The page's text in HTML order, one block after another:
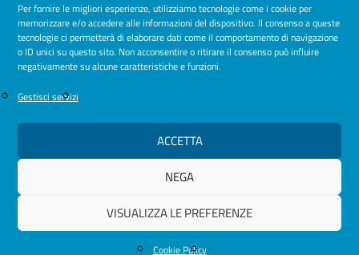
Per fornire le migliori esperienze, utilizziamo tecnologie come i cookie per
memorizzare e/o accedere alle informazioni del dispositivo. Il consenso a queste
tecnologie ci permetterà di elaborare dati come il comportamento di navigazione
o ID unici su questo sito. Non acconsentire o ritirare il consenso può influire
negativamente su alcune caratteristiche e funzioni.
Gestisci servizi
ACCETTA
NEGA
VISUALIZZA LE PREFERENZE
Cookie Policy
© 2026 Ordine Psicologhe e Psicologi Puglia
Amministrazione Trasparente
Normative
Cookie Policy
Privacy Policy